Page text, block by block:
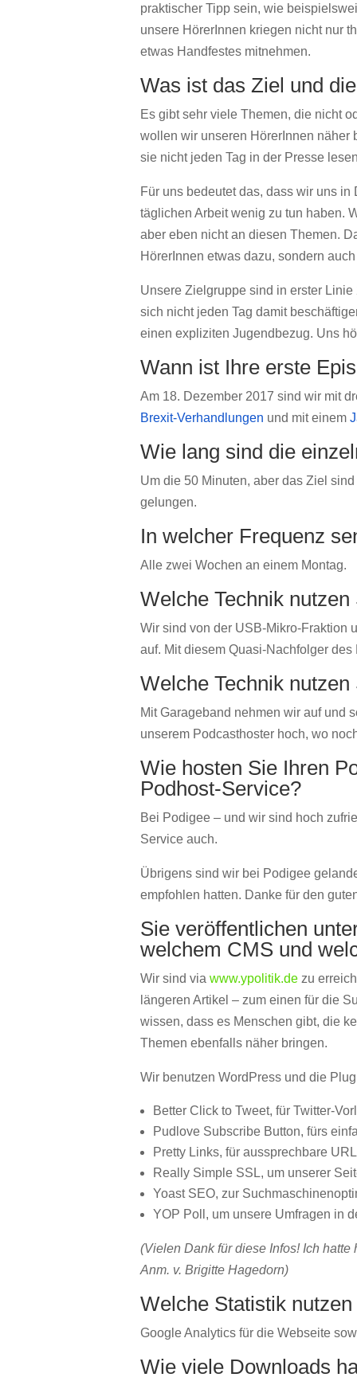
praktischer Tipp sein, wie
unsere HörerInnen kriegen nicht nur
etwas Handfestes mitnehmen.
Was ist das Ziel und
Es gibt sehr viele Themen, die nicht
wollen wir unseren HörerInnen näher
sie nicht jeden Tag in der Presse
Für uns bedeutet das, dass wir uns
täglichen Arbeit wenig zu tun haben.
aber eben nicht an diesen Themen.
HörerInnen etwas dazu, sondern
Unsere Zielgruppe sind in erster
sich nicht jeden Tag damit
einen expliziten Jugendbezug. Uns
Wann ist Ihre erste
Am 18. Dezember 2017 sind wir mit
Brexit-Verhandlungen und mit einem
Wie lang sind die
Um die 50 Minuten, aber das Ziel
gelungen.
In welcher Frequenz
Alle zwei Wochen an einem Montag.
Welche Technik
Wir sind von der USB-Mikro-Fraktion
auf. Mit diesem Quasi-Nachfolger
Welche Technik
Mit Garageband nehmen wir auf und
unserem Podcasthoster hoch, wo
Wie hosten Sie Ihren
Podhost-Service?
Bei Podigee – und wir sind hoch
Service auch.
Übrigens sind wir bei Podigee
empfohlen hatten. Danke für den
Sie veröffentlichen
welchem CMS und
Wir sind viawww.ypolitik.de zu
längeren Artikel – zum einen für die
wissen, dass es Menschen gibt, die
Themen ebenfalls näher bringen.
Wir benutzen WordPress und die
Better Click to Tweet, für Twitter-
Pudlove Subscribe Button, fürs
Pretty Links, für aussprechbare
Really Simple SSL, um unserer
Yoast SEO, zur
YOP Poll, um unsere Umfragen in
(Vielen Dank für diese Infos! Ich
Anm. v. Brigitte Hagedorn)
Welche Statistik
Google Analytics für die Webseite
Wie viele Downloads